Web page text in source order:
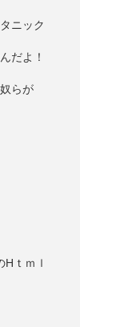
ニック
だよ！
らが
ｍｌ